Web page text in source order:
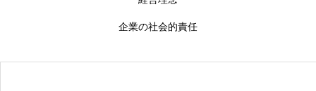
企業の社会的責任